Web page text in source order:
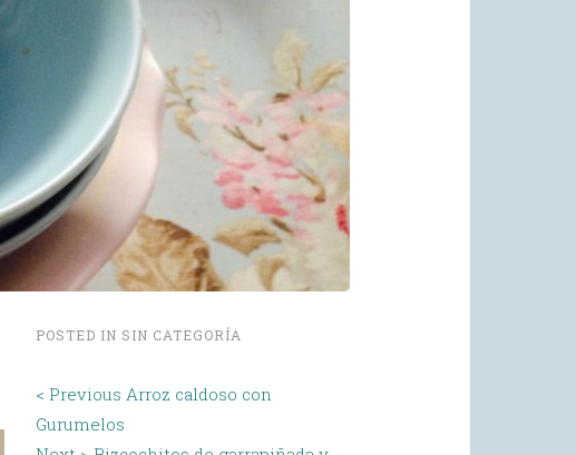
POSTED IN SIN CATEGORÍA
< Previous Arroz caldoso con
Gurumelos